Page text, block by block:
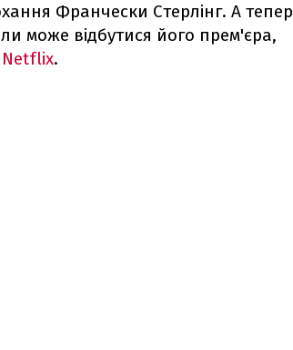
Франчески Стерлінг. А тепер
може відбутися його прем'єра,
Netflix.